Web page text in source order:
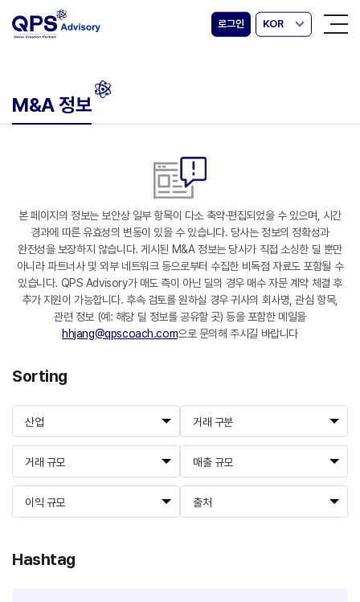
로그인 KOR
M&A 정보
본 페이지의 정보는 보안상 일부 항목이 다소 축약·편집되었을 수 있으며, 시간
경과에 따른 유효성의 변동이 있을 수 있습니다. 당사는 정보의 정확성과
완전성을 보장하지 않습니다. 게시된 M&A 정보는 당사가 직접 소싱한 딜 뿐만
아니라 파트너사 및 외부 네트워크 등으로부터 수집한 비독점 자료도 포함될 수
있습니다. QPS Advisory가 매도 측이 아닌 딜의 경우 매수 자문 계약 체결 후
추가 지원이 가능합니다. 후속 검토를 원하실 경우 귀사의 회사명, 관심 항목,
관련 정보 (예: 해당 딜 정보를 공유할 곳) 등을 포함한 메일을
hhjang@qpscoach.com으로 문의해 주시길 바랍니다
Sorting
산업 거래 구분
거래 규모 매출 규모
이익 규모 출처
Hashtag